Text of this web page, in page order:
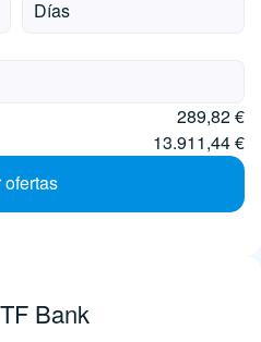
289,82 €
13.911,44 €
ofertas
Bank